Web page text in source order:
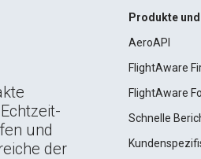
und
der
Produkte
AeroAPI
FlightAware
FlightAware
Schnelle